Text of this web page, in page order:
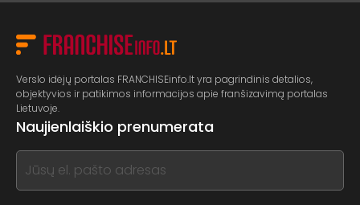
Verslo idėjų portalas FRANCHISEinfo.lt yra pagrindinis detalios,
objektyvios ir patikimos informacijos apie franšizavimą portalas
Lietuvoje.
Naujienlaiškio prenumerata
If
you